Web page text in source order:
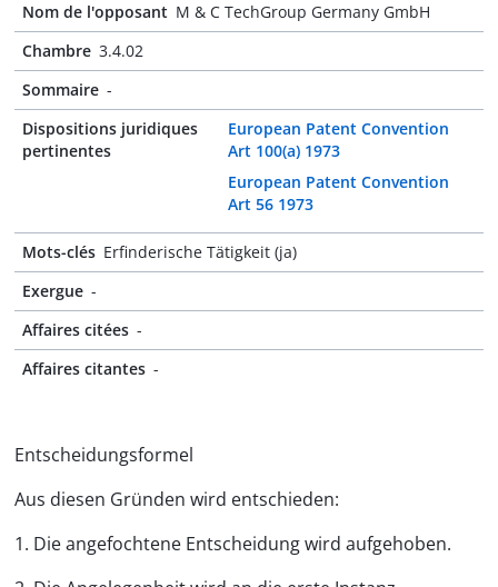
Nom de l'opposant M & C TechGroup Germany GmbH
Chambre 3.4.02
Sommaire -
Dispositions juridiques
pertinentes
European Patent Convention
Art 100(a) 1973
European Patent Convention
Art 56 1973
Mots-clés Erfinderische Tätigkeit (ja)
Exergue -
Affaires citées -
Affaires citantes -
Entscheidungsformel
Aus diesen Gründen wird entschieden:
1. Die angefochtene Entscheidung wird aufgehoben.